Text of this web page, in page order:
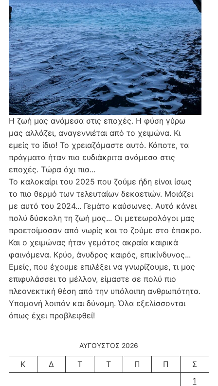
Η ζωή μας ανάμεσα στις εποχές. Η φύση γύρω
μας αλλάζει, αναγεννιέται από το χειμώνα. Κι
εμείς το ίδιο! Το χρειαζόμαστε αυτό. Κάποτε, τα
πράγματα ήταν πιο ευδιάκριτα ανάμεσα στις
εποχές. Τώρα όχι πια...
Το καλοκαίρι του 2025 που ζούμε ήδη είναι ίσως
το πιο θερμό των τελευταίων δεκαετιών. Μοιάζει
με αυτό του 2024... Γεμάτο καύσωνες. Αυτό κάνει
πολύ δύσκολη τη ζωή μας... Οι μετεωρολόγοι μας
προετοίμασαν από νωρίς και το ζούμε στο έπακρο.
Και ο χειμώνας ήταν γεμάτος ακραία καιρικά
φαινόμενα. Κρύο, άνυδρος καιρός, επικίνδυνος...
Εμείς, που έχουμε επιλέξει να γνωρίζουμε, τι μας
επιφυλάσσει το μέλλον, είμαστε σε πολύ πιο
πλεονεκτική θέση από την υπόλοιπη ανθρωπότητα.
Υπομονή λοιπόν και δύναμη. Όλα εξελίσσονται
όπως έχει προβλεφθεί!
ΑΎΓΟΥΣΤΟΣ 2026
Κ Δ Τ Τ Π Π
Σ
1